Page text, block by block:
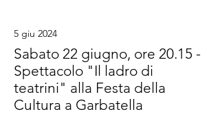
5 giu 2024
Sabato 22 giugno, ore 20.15 -
Spettacolo "Il ladro di
teatrini" alla Festa della
Cultura a Garbatella